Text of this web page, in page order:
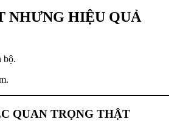
NHƯNG HIỆU QUẢ
bộ.
QUAN TRỌNG THẬT